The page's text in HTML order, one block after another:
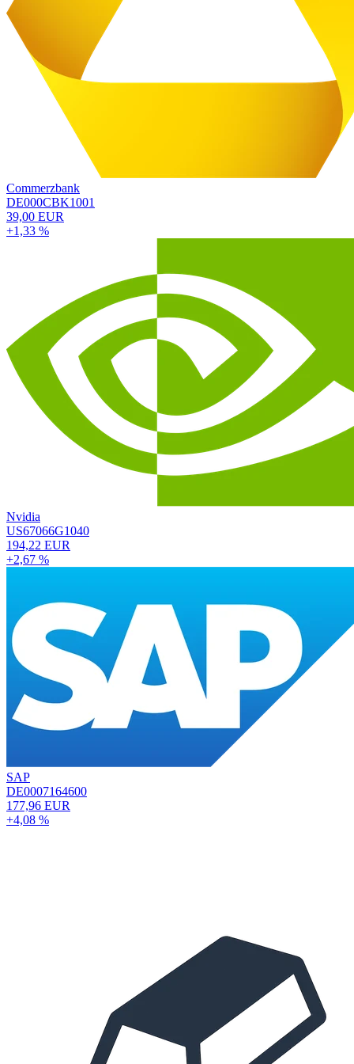
Commerzbank
DE000CBK1001
39,00 EUR
+1,33 %
Nvidia
US67066G1040
194,22 EUR
+2,67 %
SAP
DE0007164600
177,96 EUR
+4,08 %